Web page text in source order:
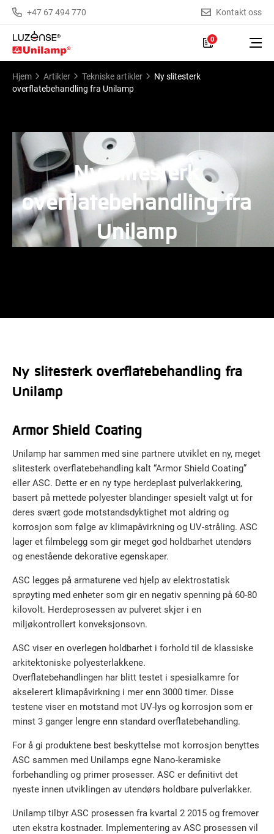
+47 67 494 770 Kontakt oss
0
Hjem Artikler Tekniske artikler
Ny slitesterk
overflatebehandling fra Unilamp
Ny slitesterk
overflatebehandling fra
Unilamp
Ny slitesterk overflatebehandling fra
Unilamp
Armor Shield Coating
Unilamp har sammen med sine partnere utviklet en ny, meget
slitesterk overflatebehandling kalt “Armor Shield Coating”
eller ASC. Dette er en ny type herdeplast pulverlakkering,
basert på mettede polyester blandinger spesielt valgt ut for
deres svært gode motstandsdyktighet mot aldring og
korrosjon som følge av klimapåvirkning og UV-stråling. ASC
lager et filmbelegg som gir meget god holdbarhet utendørs
og enestående dekorative egenskaper.
ASC legges på armaturene ved hjelp av elektrostatisk
sprøyting med enheter som gir en negativ spenning på 60-80
kilovolt. Herdeprosessen av pulveret skjer i en
miljøkontrollert konveksjonsovn.
ASC viser en overlegen holdbarhet i forhold til de klassiske
arkitektoniske polyesterlakkene.
Overflatebehandlingen har blitt testet i spesialkamre for
akselerert klimapåvirkning i mer enn 3000 timer. Disse
testene viser en motstand mot UV-lys og korrosjon som er
minst 3 ganger lengre enn standard overflatebehandling.
For å gi produktene best beskyttelse mot korrosjon benyttes
ASC sammen med Unilamps egne Nano-keramiske
forbehandling og primer prosesser. ASC er definitivt det
nyeste innen utviklingen av utendørs holdbare pulverlakker.
Unilamp tilbyr ASC prosessen fra kvartal 2 2015 og fremover
uten ekstra kostnader. Implementering av ASC prosessen vil